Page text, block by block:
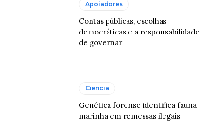
Apoiadores
Contas públicas, escolhas
democráticas e a responsabilidade
de governar
Ciência
Genética forense identifica fauna
marinha em remessas ilegais